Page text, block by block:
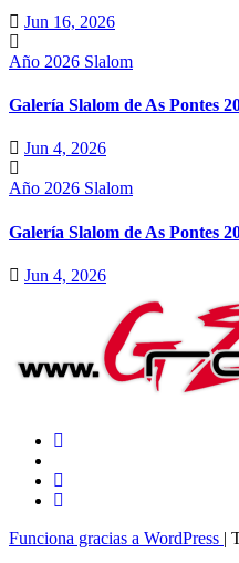
Jun 16, 2026
Año 2026 Slalom
Galería Slalom de As Pontes
Jun 4, 2026
Año 2026 Slalom
Galería Slalom de As Pontes
Jun 4, 2026
Funciona gracias a WordPress |